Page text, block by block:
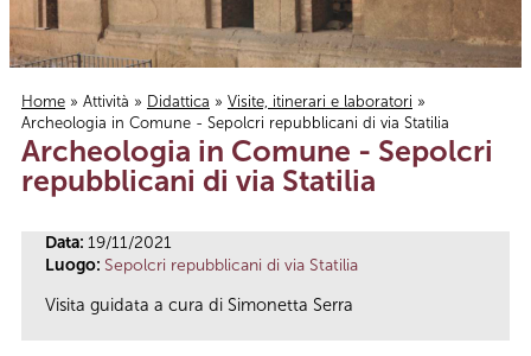
Tu sei qui
Home » Attività » Didattica » Visite, itinerari e laboratori »
Archeologia in Comune - Sepolcri repubblicani di via Statilia
Archeologia in Comune - Sepolcri
repubblicani di via Statilia
Data: 19/11/2021
Luogo: Sepolcri repubblicani di via Statilia
Visita guidata a cura di Simonetta Serra